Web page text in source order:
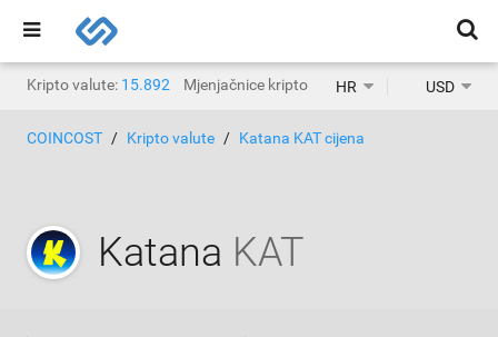
Kripto valute: 15.892 Mjenjačnice kripto valuta: 1.468
HR USD
COINCOST Kripto valute Katana KAT cijena
Katana KAT